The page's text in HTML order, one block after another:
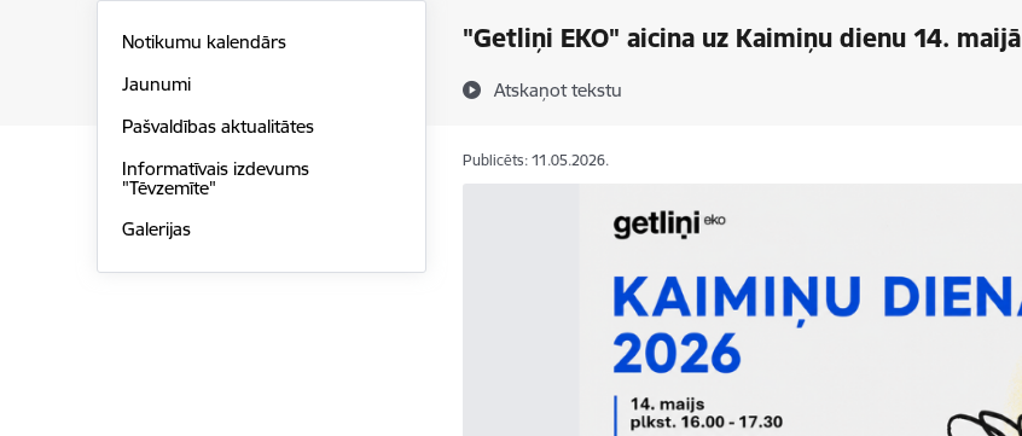
"Getliņi EKO" aicina uz Kaimiņu dienu 14. maijā
Atskaņot tekstu
Notikumu kalendārs
Jaunumi
Pašvaldības aktualitātes
Informatīvais izdevums
"Tēvzemīte"
Galerijas
Publicēts: 11.05.2026.